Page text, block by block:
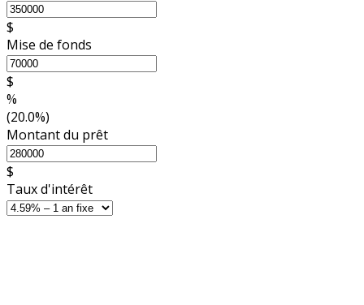
$
Mise de fonds
$
%
(20.0%)
Montant du prêt
$
Taux d'intérêt